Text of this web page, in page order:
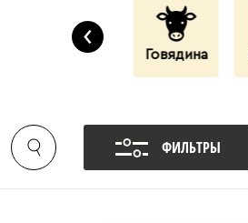
Дары Моря Говядина
‹
ФИЛЬТРЫ